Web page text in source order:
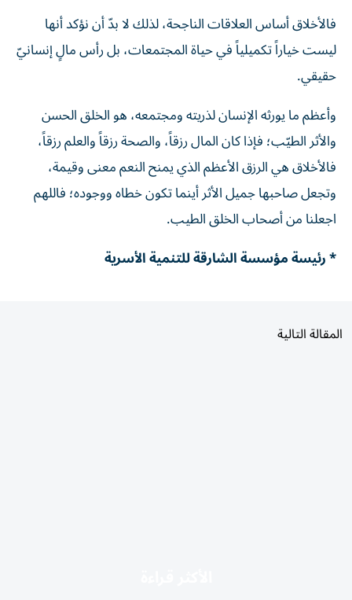
فالأخلاق أساس العلاقات الناجحة، لذلك لا بدّ أن نؤكد أنها
ليست خياراً تكميلياً في حياة المجتمعات، بل رأس مالٍ إنسانيّ
حقيقي.
وأعظم ما يورثه الإنسان لذريته ومجتمعه، هو الخلق الحسن
والأثر الطيّب؛ فإذا كان المال رزقاً، والصحة رزقاً والعلم رزقاً،
فالأخلاق هي الرزق الأعظم الذي يمنح النعم معنى وقيمة،
وتجعل صاحبها جميل الأثر أينما تكون خطاه ووجوده؛ فاللهم
اجعلنا من أصحاب الخلق الطيب.
* رئيسة مؤسسة الشارقة للتنمية الأسرية
المقالة التالية